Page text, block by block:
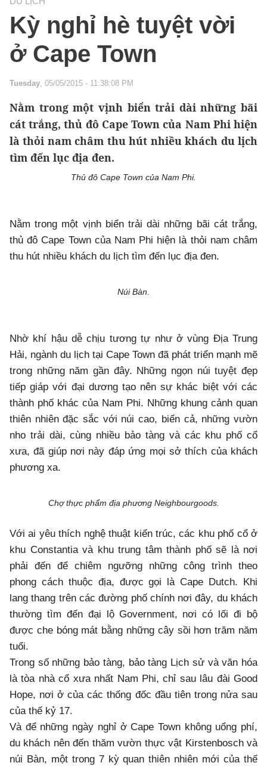
Kỳ nghỉ hè tuyệt vời
ở Cape Town
Tuesday, 05/05/2015 - 11:38:08 PM
Nằm trong một vịnh biển trải dài những bãi
cát trắng, thủ đô Cape Town của Nam Phi hiện
là thỏi nam châm thu hút nhiều khách du lịch
tìm đến lục địa đen.
Thủ đô Cape Town của Nam Phi.
Nằm trong một vịnh biển trải dài những bãi cát trắng,
thủ đô Cape Town của Nam Phi hiện là thỏi nam châm
thu hút nhiều khách du lịch tìm đến lục địa đen.
Núi Bàn.
Nhờ khí hậu dễ chịu tương tự như ở vùng Địa Trung
Hải, ngành du lịch tại Cape Town đã phát triển mạnh mẽ
trong những năm gần đây. Những ngọn núi tuyệt đẹp
tiếp giáp với đại dương tạo nên sự khác biệt với các
thành phố khác của Nam Phi. Những khung cảnh quan
thiên nhiên đặc sắc với núi cao, biển cả, những vườn
nho trải dài, cùng nhiều bảo tàng và các khu phố cổ
xưa, đã giúp nơi này đáp ứng mọi sở thích của khách
phương xa.
Chợ thực phẩm địa phương Neighbourgoods.
Với ai yêu thích nghệ thuật kiến trúc, các khu phố cổ ở
khu Constantia và khu trung tâm thành phố sẽ là nơi
phải đến để chiêm ngưỡng những công trình theo
phong cách thuộc địa, được gọi là Cape Dutch. Khi
lang thang trên các đường phố chính nơi đây, du khách
thường tìm đến đại lộ Government, nơi có lối đi bộ
được che bóng mát bằng những cây sồi hơn trăm năm
tuổi.
Trong số những bảo tàng, bảo tàng Lịch sử và văn hóa
là tòa nhà cổ xưa nhất Nam Phi, chỉ sau lâu đài Good
Hope, nơi ở của các thống đốc đầu tiên trong nửa sau
của thế kỷ 17.
Và để những ngày nghỉ ở Cape Town không uổng phí,
du khách nên đến thăm vườn thực vật Kirstenbosch và
núi Bàn, một trong 7 kỳ quan thiên nhiên mới của thế